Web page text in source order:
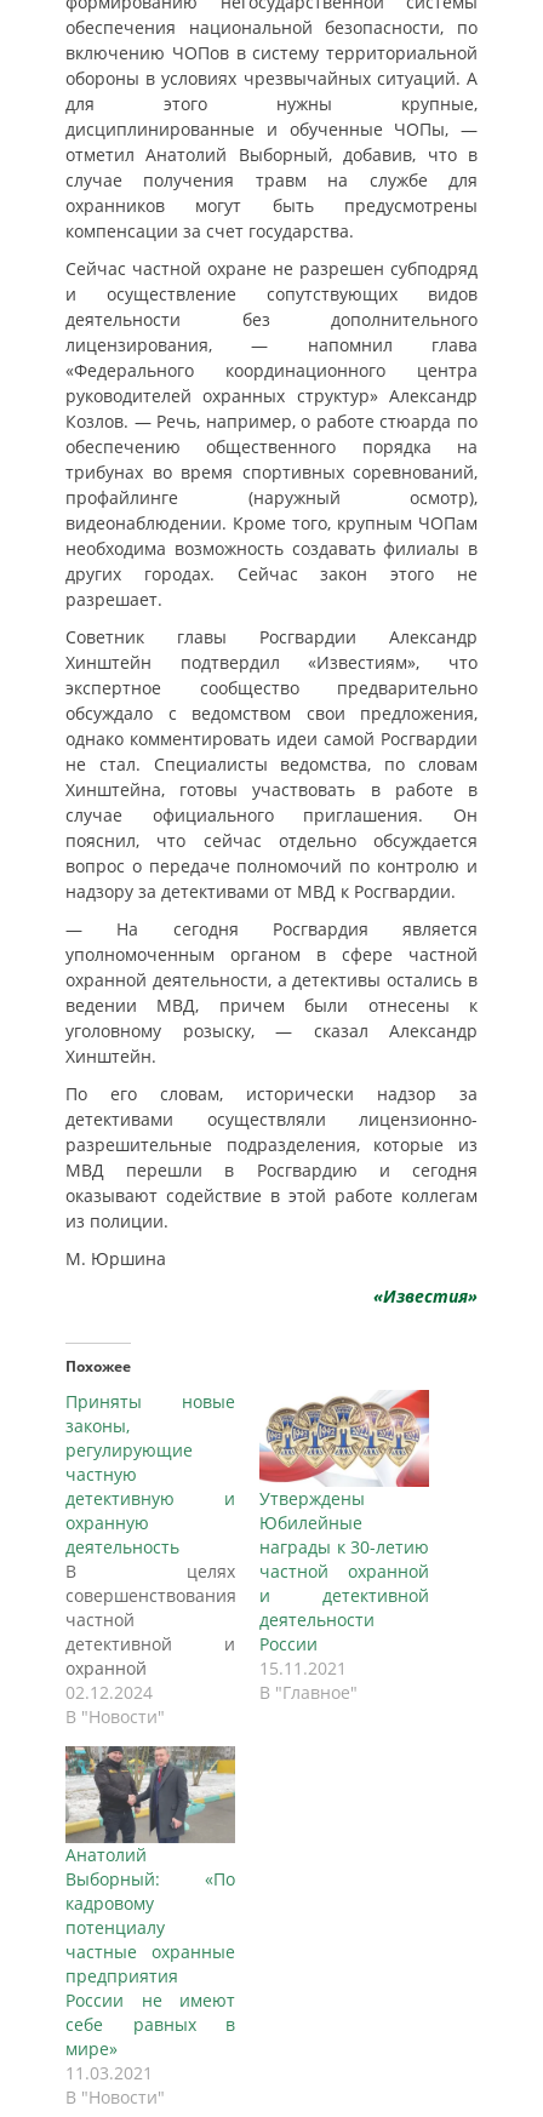
обеспечения национальной безопасности, по
включению ЧОПов в систему территориальной
обороны в условиях чрезвычайных ситуаций. А
для этого нужны крупные,
дисциплинированные и обученные ЧОПы, —
отметил Анатолий Выборный, добавив, что в
случае получения травм на службе для
охранников могут быть предусмотрены
компенсации за счет государства.
Сейчас частной охране не разрешен субподряд
и осуществление сопутствующих видов
деятельности без дополнительного
лицензирования, — напомнил глава
«Федерального координационного центра
руководителей охранных структур» Александр
Козлов. — Речь, например, о работе стюарда по
обеспечению общественного порядка на
трибунах во время спортивных соревнований,
профайлинге (наружный осмотр),
видеонаблюдении. Кроме того, крупным ЧОПам
необходима возможность создавать филиалы в
других городах. Сейчас закон этого не
разрешает.
Советник главы Росгвардии Александр
Хинштейн подтвердил «Известиям», что
экспертное сообщество предварительно
обсуждало с ведомством свои предложения,
однако комментировать идеи самой Росгвардии
не стал. Специалисты ведомства, по словам
Хинштейна, готовы участвовать в работе в
случае официального приглашения. Он
пояснил, что сейчас отдельно обсуждается
вопрос о передаче полномочий по контролю и
надзору за детективами от МВД к Росгвардии.
— На сегодня Росгвардия является
уполномоченным органом в сфере частной
охранной деятельности, а детективы остались в
ведении МВД, причем были отнесены к
уголовному розыску, — сказал Александр
Хинштейн.
По его словам, исторически надзор за
детективами осуществляли лицензионно-
разрешительные подразделения, которые из
МВД перешли в Росгвардию и сегодня
оказывают содействие в этой работе коллегам
из полиции.
М. Юршина
«Известия»
Похожее
Приняты новые
законы,
регулирующие
частную
детективную и
охранную
деятельность
В целях
совершенствования
частной
детективной и
охранной
деятельности в
Российской
Федерации на
смену принятому
более 30 лет назад
Закону «О частной
детективной и
охранной
деятельности»
приняты
Федеральный закон
от 30 ноября 2024
года № 427-ФЗ «О
частной охранной
деятельности» и
Федеральный закон
от 30 ноября 2024
года № 434-ФЗ «О…
02.12.2024
В "Новости"
Утверждены
Юбилейные
награды к 30-летию
частной охранной
и детективной
деятельности
России
15.11.2021
В "Главное"
Анатолий
Выборный: «По
кадровому
потенциалу
частные охранные
предприятия
России не имеют
себе равных в
мире»
11.03.2021
В "Новости"